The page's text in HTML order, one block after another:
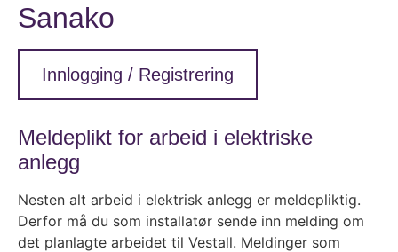
Sanako
Innlogging / Registrering
Meldeplikt for arbeid i elektriske
anlegg
Nesten alt arbeid i elektrisk anlegg er meldepliktig.
Derfor må du som installatør sende inn melding om
det planlagte arbeidet til Vestall. Meldinger som